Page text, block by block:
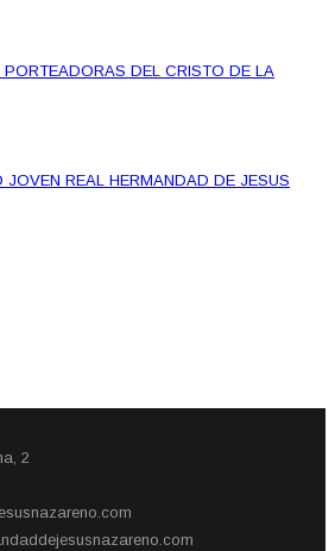
PORTEADORAS DEL CRISTO DE LA
REAL HERMANDAD DE JESUS
2